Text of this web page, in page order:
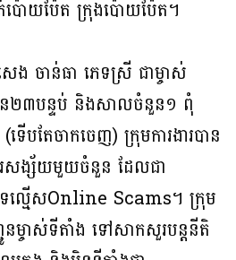
ោយប៉ែត ក្រុងប៉ោយប៉ែត។
ចាន់ធា ភេទស្រី ជាម្ចាស់
ាន២៣បន្ទប់ និងសាលចំនួន១ ពុំ
ើបតែចាកចេញ) ក្រុមការងារបាន
សង្ស័យមួយចំនួន ដែលជា
ទល្មើសOnline Scams។ ក្រុម
នម្ចាស់ទីតាំង ទៅសាកសួរបន្ដនីតិ